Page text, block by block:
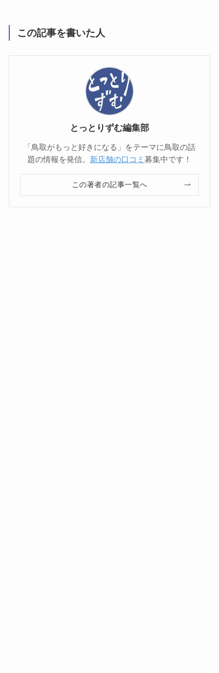
この記事を書いた人
とっとりずむ編集部
「鳥取がもっと好きになる」をテーマに鳥取の話
題の情報を発信。 新店舗の口コミ 募集中です！
この著者の記事一覧へ